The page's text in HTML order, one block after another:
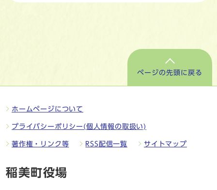
ページの先頭に戻る
ホームページについて
プライバシーポリシー(個人情報の取扱い)
著作権・リンク等 RSS配信一覧 サイトマップ
稲美町役場